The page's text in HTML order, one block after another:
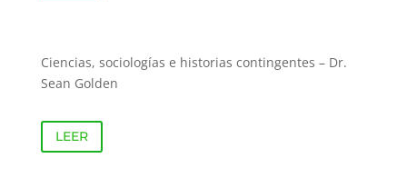
Ciencias, sociologías e historias contingentes – Dr.
Sean Golden
LEER